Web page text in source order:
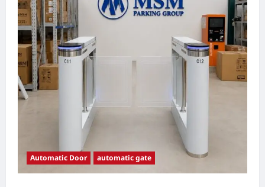
Automatic Door automatic gate